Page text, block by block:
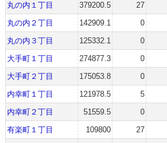
丸の内１丁目
379200.5 27
丸の内２丁目
142909.1 0
丸の内３丁目
125332.1 0
大手町１丁目
274877.3 0
大手町２丁目
175053.8 0
内幸町１丁目
121978.5 5
内幸町２丁目
51559.5 0
有楽町１丁目
109800 27